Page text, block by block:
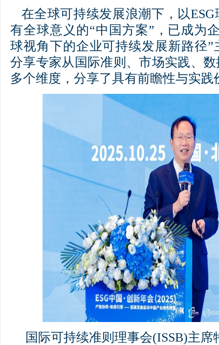
在全球可持续发展浪潮下，以
有全球意义的“中国方案”，已成为
球视角下的企业可持续发展新路径
分享专家从国际准则、市场实践、
多个维度，分享了具有前瞻性与实践
国际可持续准则理事会(ISSB)主